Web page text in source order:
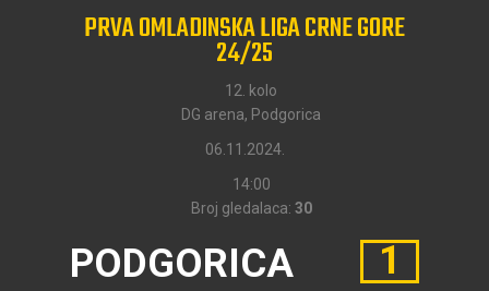
PRVA OMLADINSKA LIGA CRNE GORE
24/25
12. kolo
DG arena, Podgorica
06.11.2024.
14:00
Broj gledalaca: 30
PODGORICA
1